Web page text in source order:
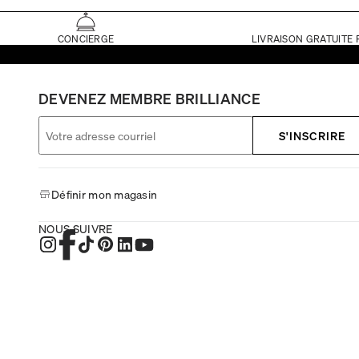
CONCIERGE LIVRAISON GRATUITE
DEVENEZ MEMBRE BRILLIANCE
S'INSCRIRE
Définir mon magasin
NOUS SUIVRE